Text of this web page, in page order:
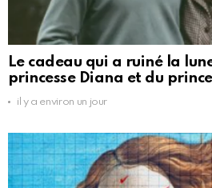
Le cadeau qui a ruiné la
princesse Diana et du
il y a environ un jour